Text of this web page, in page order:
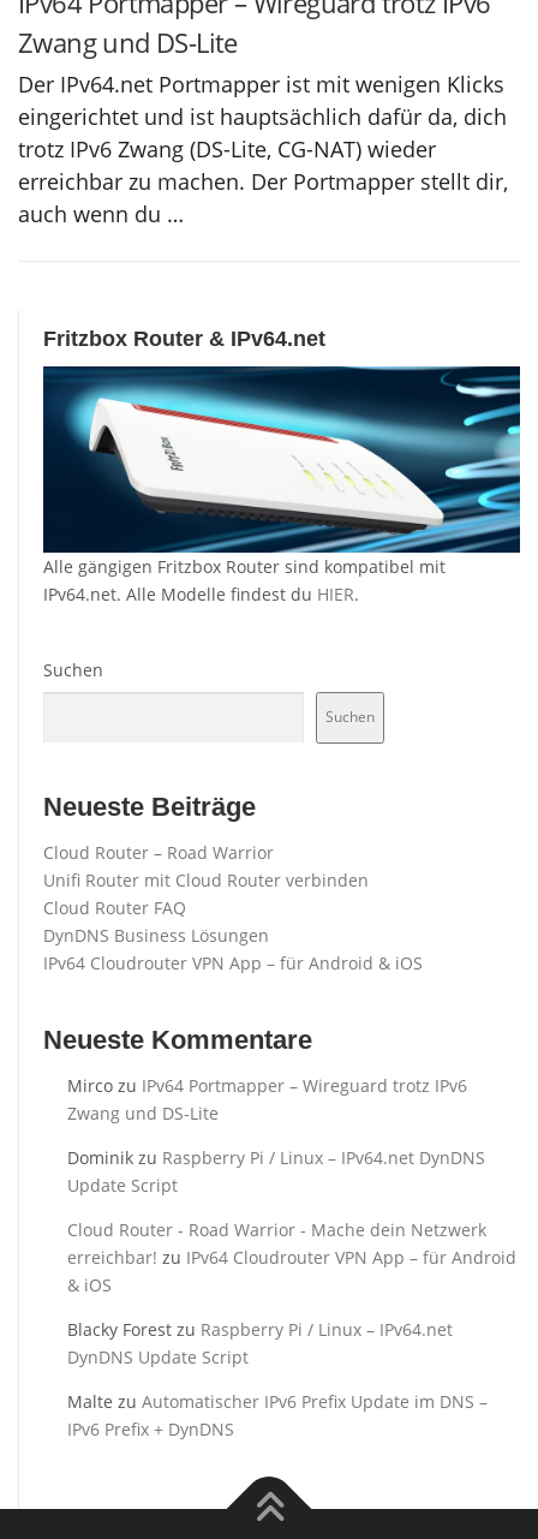
Zwang und DS-Lite
Der IPv64.net Portmapper ist mit wenigen Klicks
eingerichtet und ist hauptsächlich dafür da, dich
trotz IPv6 Zwang (DS-Lite, CG-NAT) wieder
erreichbar zu machen. Der Portmapper stellt dir,
auch wenn du …
Fritzbox Router & IPv64.net
Alle gängigen Fritzbox Router sind kompatibel mit
IPv64.net. Alle Modelle findest du HIER.
Suchen
Suchen
Neueste Beiträge
Cloud Router – Road Warrior
Unifi Router mit Cloud Router verbinden
Cloud Router FAQ
DynDNS Business Lösungen
IPv64 Cloudrouter VPN App – für Android & iOS
Neueste Kommentare
Mirco zu IPv64 Portmapper – Wireguard trotz IPv6
Zwang und DS-Lite
Dominik zu Raspberry Pi / Linux – IPv64.net DynDNS
Update Script
Cloud Router - Road Warrior - Mache dein Netzwerk
erreichbar! zu IPv64 Cloudrouter VPN App – für Android
& iOS
Blacky Forest zu Raspberry Pi / Linux – IPv64.net
DynDNS Update Script
Malte zu Automatischer IPv6 Prefix Update im DNS –
IPv6 Prefix + DynDNS